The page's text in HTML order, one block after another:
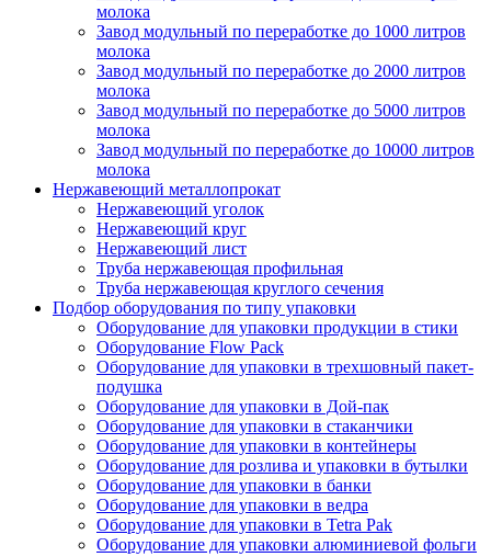
молока
Завод модульный по переработке до 1000 литров
молока
Завод модульный по переработке до 2000 литров
молока
Завод модульный по переработке до 5000 литров
молока
Завод модульный по переработке до 10000 литров
молока
Нержавеющий металлопрокат
Нержавеющий уголок
Нержавеющий круг
Нержавеющий лист
Труба нержавеющая профильная
Труба нержавеющая круглого сечения
Подбор оборудования по типу упаковки
Оборудование для упаковки продукции в стики
Оборудование Flow Pack
Оборудование для упаковки в трехшовный пакет-
подушка
Оборудование для упаковки в Дой-пак
Оборудование для упаковки в стаканчики
Оборудование для упаковки в контейнеры
Оборудование для розлива и упаковки в бутылки
Оборудование для упаковки в банки
Оборудование для упаковки в ведра
Оборудование для упаковки в Tetra Pak
Оборудование для упаковки алюминиевой фольги